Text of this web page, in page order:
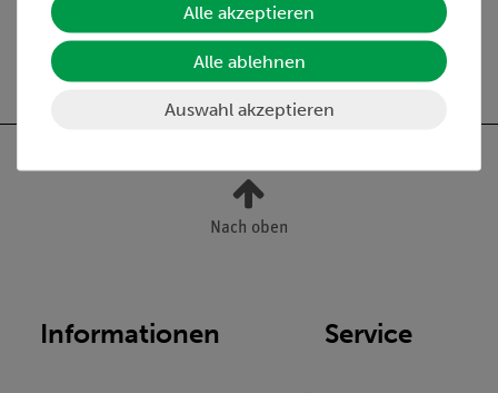
Versandkostenfrei ab 300,- €
Nach oben
Informationen Service
Alle akzeptieren
Alle ablehnen
Auswahl akzeptieren